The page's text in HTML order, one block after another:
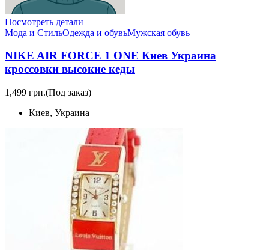
Посмотреть детали
Мода и СтильОдежда и обувьМужская обувь
NIKE AIR FORCE 1 ONE Киев Украина
кроссовки высокие кеды
1,499 грн.(Под заказ)
Киев, Украина